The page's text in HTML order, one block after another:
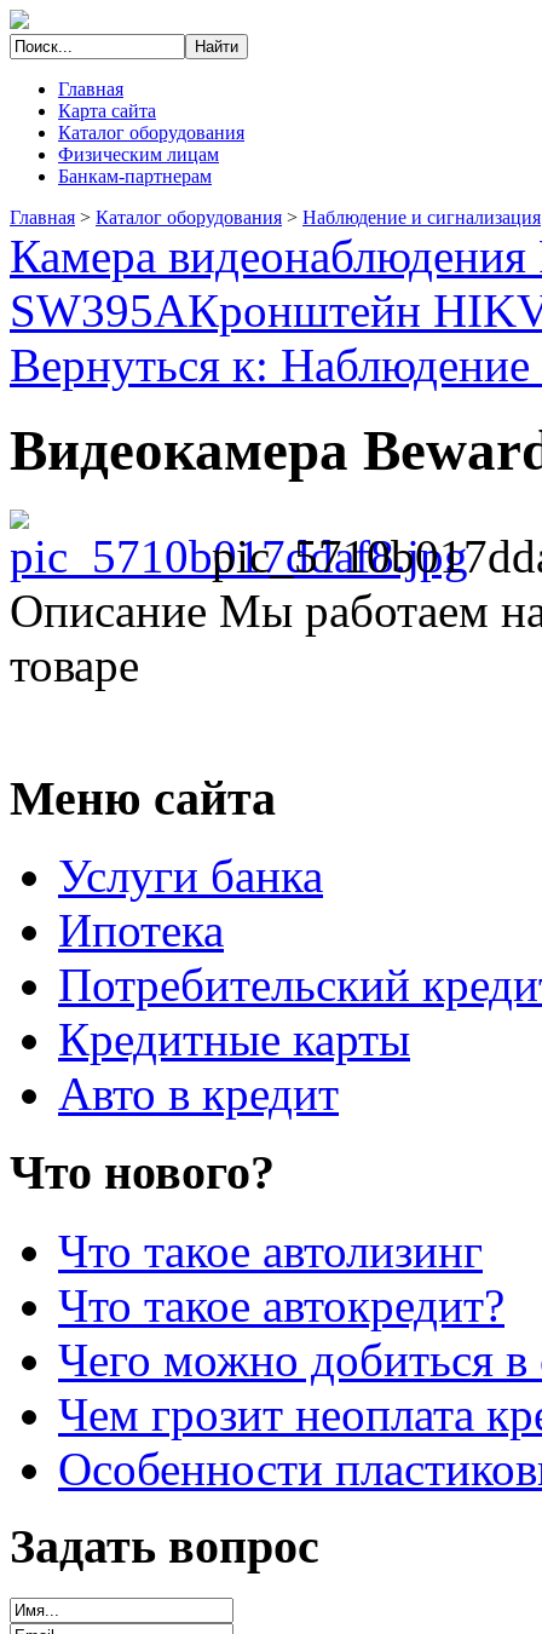
Главная
Карта сайта
Каталог оборудования
Физическим лицам
Банкам-партнерам
Главная > Каталог оборудования > Наблюдение и сигнализация
Камера видеонаблюдения
SW395AКронштейн
Вернуться к: Наблюдение
Видеокамера
Описание Мы работаем
товаре
Меню сайта
Услуги банка
Ипотека
Потребительский
Кредитные карты
Авто в кредит
Что нового?
Что такое автолизинг
Что такое автокредит?
Чего можно добиться в
Чем грозит неоплата
Особенности
Задать вопрос